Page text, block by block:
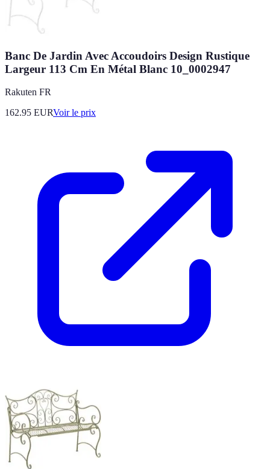
Banc De Jardin Avec Accoudoirs Design Rustique
Largeur 113 Cm En Métal Blanc 10_0002947
Rakuten FR
162.95 EURVoir le prix